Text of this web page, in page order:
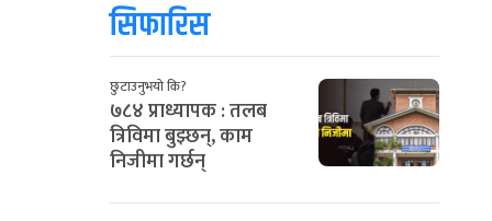
सिफारिस
छुटाउनुभयो कि?
७८४ प्राध्यापक : तलब
त्रिविमा बुझ्छन्, काम
निजीमा गर्छन्